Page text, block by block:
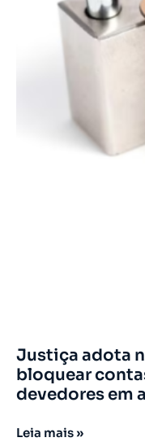
Justiça adota
bloquear
devedores em
Leia mais »